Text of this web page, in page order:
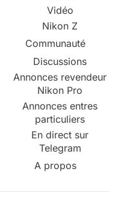
Vidéo
Nikon Z
Communauté
Discussions
Annonces revendeur
Nikon Pro
Annonces entres
particuliers
En direct sur
Telegram
A propos